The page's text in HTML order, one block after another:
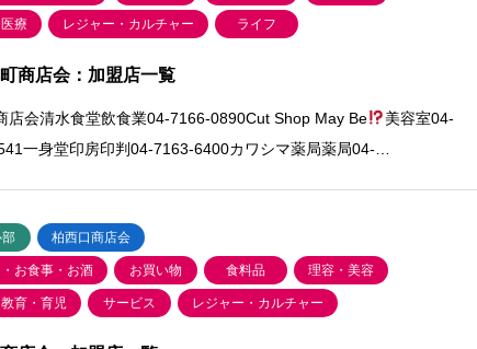
療 レジャー・カルチャー ライフ
商店会：加盟店一覧
店会清水食堂飲食業04-7166-0890Cut Shop May Be
美容室04-
一身堂印房印判04-7163-6400カワシマ薬局薬局04-…
柏西口商店会
お食事・お酒 お買い物 食料品 理容・美容
育・育児 サービス レジャー・カルチャー